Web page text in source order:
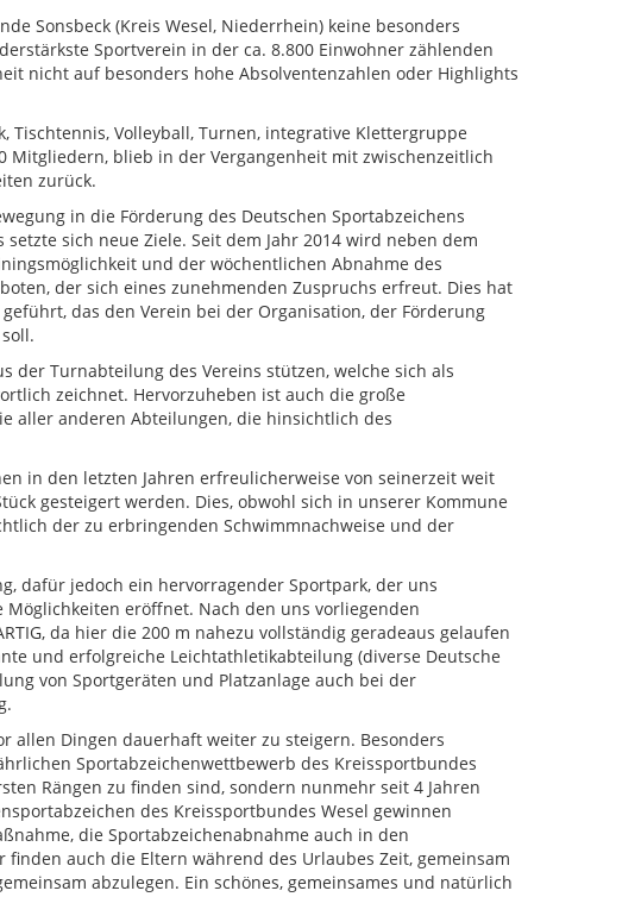
Sonsbeck (Kreis Wesel, Niederrhein) keine besonders
Sportverein in der ca. 8.800 Einwohner zählenden
nicht auf besonders hohe Absolventenzahlen oder Highlights
Tischtennis, Volleyball, Turnen, integrative Klettergruppe
blieb in der Vergangenheit mit zwischenzeitlich
zurück.
in die Förderung des Deutschen Sportabzeichens
sich neue Ziele. Seit dem Jahr 2014 wird neben dem
und der wöchentlichen Abnahme des
der sich eines zunehmenden Zuspruchs erfreut. Dies hat
das den Verein bei der Organisation, der Förderung
der Turnabteilung des Vereins stützen, welche sich als
zeichnet. Hervorzuheben ist auch die große
aller anderen Abteilungen, die hinsichtlich des
in den letzten Jahren erfreulicherweise von seinerzeit weit
gesteigert werden. Dies, obwohl sich in unserer Kommune
der zu erbringenden Schwimmnachweise und der
dafür jedoch ein hervorragender Sportpark, der uns
eröffnet. Nach den uns vorliegenden
da hier die 200 m nahezu vollständig geradeaus gelaufen
und erfolgreiche Leichtathletikabteilung (diverse Deutsche
von Sportgeräten und Platzanlage auch bei der
allen Dingen dauerhaft weiter zu steigern. Besonders
Sportabzeichenwettbewerb des Kreissportbundes
Rängen zu finden sind, sondern nunmehr seit 4 Jahren
des Kreissportbundes Wesel gewinnen
die Sportabzeichenabnahme auch in den
auch die Eltern während des Urlaubes Zeit, gemeinsam
abzulegen. Ein schönes, gemeinsames und natürlich